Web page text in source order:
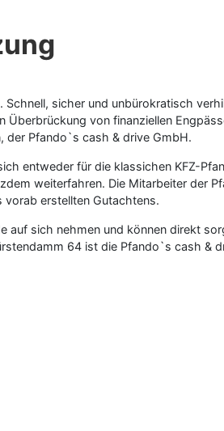
sicher und unbürokratisch
von finanziellen
der Pfando`s cash & drive GmbH.
entweder für die klassichen KFZ-
weiterfahren. Die Mitarbeiter der
vorab erstellten Gutachtens.
auf sich nehmen und können direkt
64 ist die Pfando`s cash &